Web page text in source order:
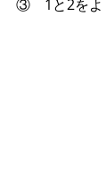
③　1と2をよ